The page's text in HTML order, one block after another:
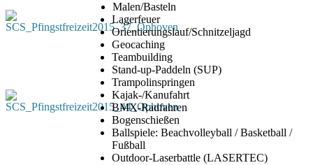
Malen/Basteln
Lagerfeuer
Orientierungslauf/Schnitzeljagd
Geocaching
Teambuilding
Stand-up-Paddeln (SUP)
Trampolinspringen
Kajak-/Kanufahrt
BMX-Radfahren
Bogenschießen
Ballspiele: Beachvolleyball / Basketball /
Fußball
Outdoor-Laserbattle (LASERTEC)